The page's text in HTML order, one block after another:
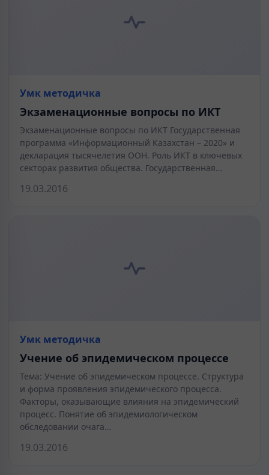
Умк методичка
Экзаменационные вопросы по ИКТ
Экзаменационные вопросы по ИКТ Государственная
программа «Информационный Казахстан – 2020» и
декларация тысячелетия ООН. Роль ИКТ в ключевых
секторах развития общества. Государственная…
19.03.2016
Умк методичка
Учение об эпидемическом процессе
Тема: Учение об эпидемическом процессе. Структура
и форма проявления эпидемического процесса.
Факторы, оказывающие влияния на эпидемический
процесс. Понятие об эпидемиологическом
обследовании очага…
19.03.2016